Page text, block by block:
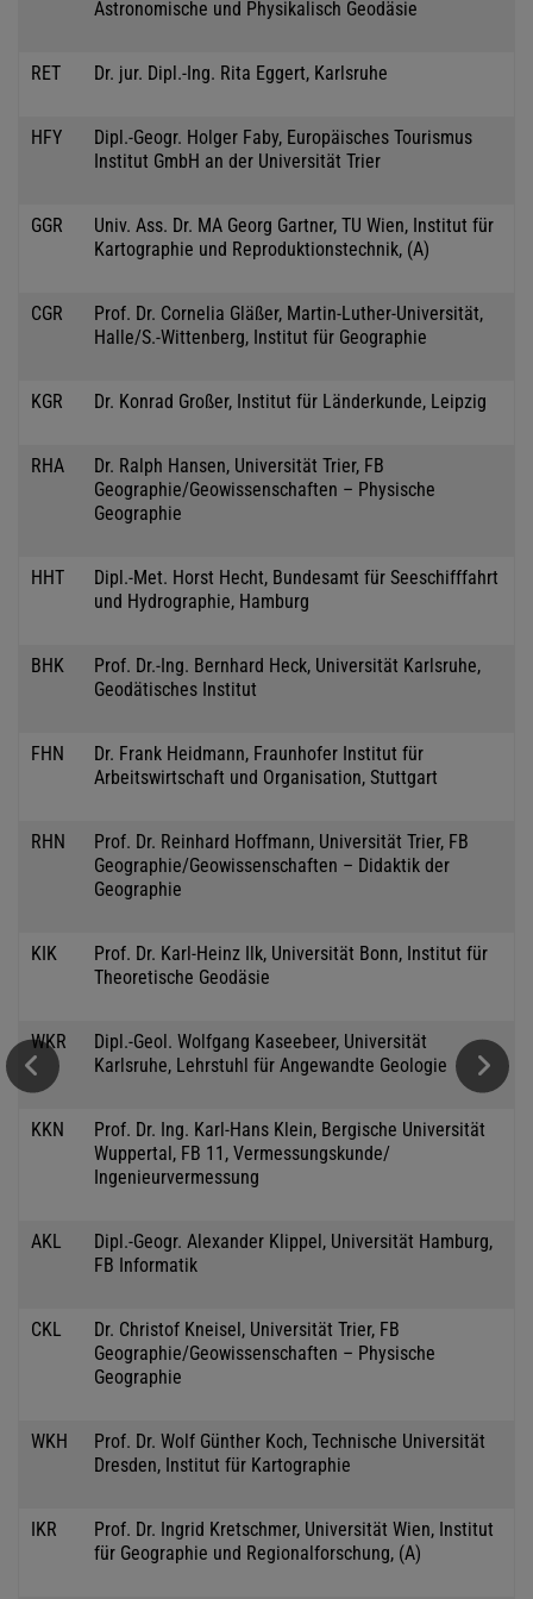
Astronomische und Physikalisch Geodäsie
RET Dr. jur. Dipl.-Ing. Rita Eggert, Karlsruhe
HFY
Dipl.-Geogr. Holger Faby, Europäisches Tourismus
Institut GmbH an der Universität Trier
GGR
Univ. Ass. Dr. MA Georg Gartner, TU Wien, Institut für
Kartographie und Reproduktionstechnik, (A)
CGR
Prof. Dr. Cornelia Gläßer, Martin-Luther-Universität,
Halle/S.-Wittenberg, Institut für Geographie
KGR Dr. Konrad Großer, Institut für Länderkunde, Leipzig
RHA
Dr. Ralph Hansen, Universität Trier, FB
Geographie/Geowissenschaften – Physische
Geographie
HHT
Dipl.-Met. Horst Hecht, Bundesamt für Seeschifffahrt
und Hydrographie, Hamburg
BHK
Prof. Dr.-Ing. Bernhard Heck, Universität Karlsruhe,
Geodätisches Institut
FHN
Dr. Frank Heidmann, Fraunhofer Institut für
Arbeitswirtschaft und Organisation, Stuttgart
RHN
Prof. Dr. Reinhard Hoffmann, Universität Trier, FB
Geographie/Geowissenschaften – Didaktik der
Geographie
KIK
Prof. Dr. Karl-Heinz Ilk, Universität Bonn, Institut für
Theoretische Geodäsie
WKR
Dipl.-Geol. Wolfgang Kaseebeer, Universität
Karlsruhe, Lehrstuhl für Angewandte Geologie
KKN
Prof. Dr. Ing. Karl-Hans Klein, Bergische Universität
Wuppertal, FB 11, Vermessungskunde/
Ingenieurvermessung
AKL
Dipl.-Geogr. Alexander Klippel, Universität Hamburg,
FB Informatik
CKL
Dr. Christof Kneisel, Universität Trier, FB
Geographie/Geowissenschaften – Physische
Geographie
WKH
Prof. Dr. Wolf Günther Koch, Technische Universität
Dresden, Institut für Kartographie
IKR
Prof. Dr. Ingrid Kretschmer, Universität Wien, Institut
für Geographie und Regionalforschung, (A)